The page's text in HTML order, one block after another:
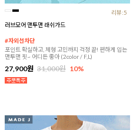
리뷰:5
러브모어 맨투맨 래쉬가드
#자외선차단
포인트 확실하고, 체형 고민까지 걱정 끝! 편하게 입는
맨투맨 핏~ 어디든 좋아 (2color / F,L)
27,900원 31,000원 10%